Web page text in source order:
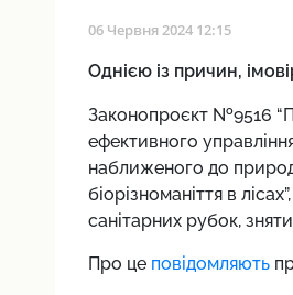
06 Червня 2024 12:15
Однією із причин,
Законопроєкт №9516
ефективного
наближеного до
біорізноманіття в
санітарних рубок,
Про це повідомляють